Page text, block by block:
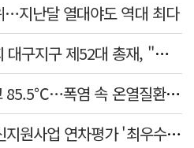
지난달 열대야도 역대 최다
서홍준 국제라이온스협회 대구지구 제52대 총재, "지역사회 모두가 웃는 날까지 봉사"
야외 주차 차량 내부 최고 85.5℃…폭염 속 온열질환·차량 방치사고 주의보
경북대, BK21 대학원혁신지원사업 연차평가 '최우수'… 6년 연속 사업비 증액